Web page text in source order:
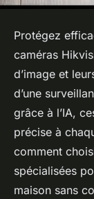
Protégez
caméras
d’image et
d’une
grâce à l’IA,
précise à
comment
spécialisées
maison sans